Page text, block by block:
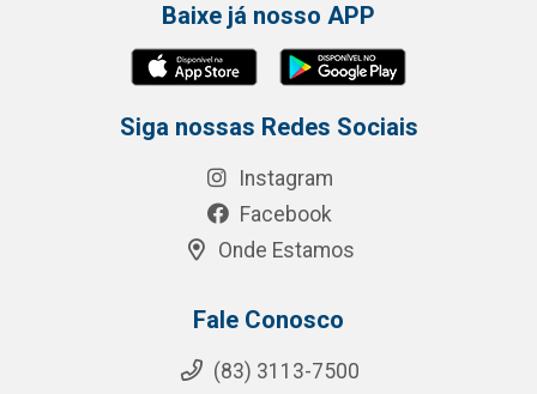
Baixe já nosso APP
Siga nossas Redes Sociais
Instagram
Facebook
Onde Estamos
Fale Conosco
(83) 3113-7500